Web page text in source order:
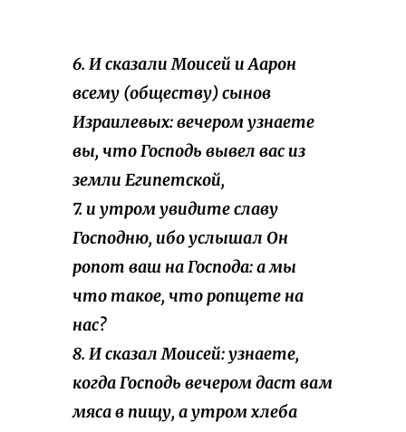
6. И сказали Моисей и Аарон
всему (обществу) сынов
Израилевых: вечером узнаете
вы, что Господь вывел вас из
земли Египетской,
7. и утром увидите славу
Господню, ибо услышал Он
ропот ваш на Господа: а мы
что такое, что ропщете на
нас?
8. И сказал Моисей:узнаете,
когда Господь вечером даст вам
мяса в пищу, а утром хлеба